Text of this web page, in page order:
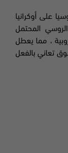
على أوكرانيا
المحتمل
، مما يعطل
تعاني بالفعل